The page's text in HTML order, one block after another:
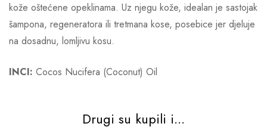
kože oštećene opeklinama. Uz njegu kože, idealan je sastojak
šampona, regeneratora ili tretmana kose, posebice jer djeluje
na dosadnu, lomljivu kosu.
INCI: Cocos Nucifera (Coconut) Oil
Drugi su kupili i...